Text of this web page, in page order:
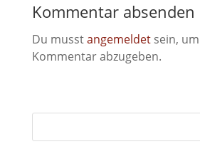
Kommentar absenden
Du musstangemeldetsein,
Kommentar abzugeben.